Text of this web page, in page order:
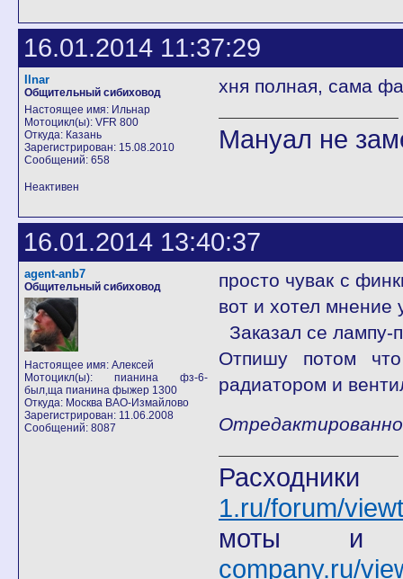
16.01.2014 11:37:29
Ilnar
Общительный сибиховод
Настоящее имя: Ильнар
Мотоцикл(ы): VFR 800
Откуда: Казань
Зарегистрирован: 15.08.2010
Сообщений: 658
хня полная, сама
Мануал не
Неактивен
16.01.2014 13:40:37
agent-anb7
Общительный сибиховод
Настоящее имя: Алексей
Мотоцикл(ы): пианина фз-6-
был,ща пианина фыжер 1300
Откуда: Москва ВАО-Измайлово
Зарегистрирован: 11.06.2008
Сообщений: 8087
просто чувак с
вот и хотел мнение
Заказал се лампу-
Отпишу потом
радиатором и
1.ru/forum/
company.ru/